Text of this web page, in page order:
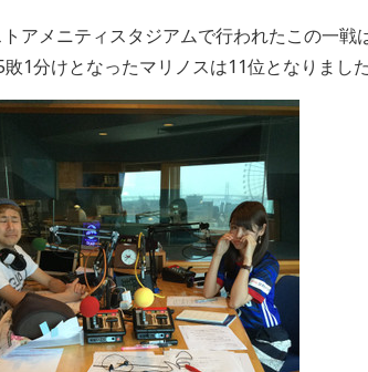
アメニティスタジアムで行われたこの一戦
敗1分けとなったマリノスは11位となりました